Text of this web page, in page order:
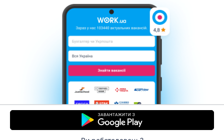
Контакти Про нас
Кар’єра
Допомога Умови використання